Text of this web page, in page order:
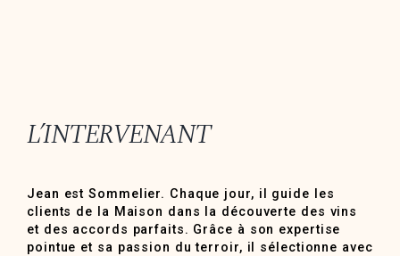
L’INTERVENANT
Jean est Sommelier. Chaque jour, il guide les
clients de la Maison dans la découverte des vins
et des accords parfaits. Grâce à son expertise
pointue et sa passion du terroir, il sélectionne avec